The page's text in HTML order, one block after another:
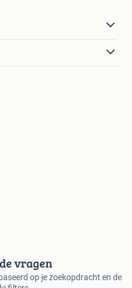
vragen
op je zoekopdracht en de